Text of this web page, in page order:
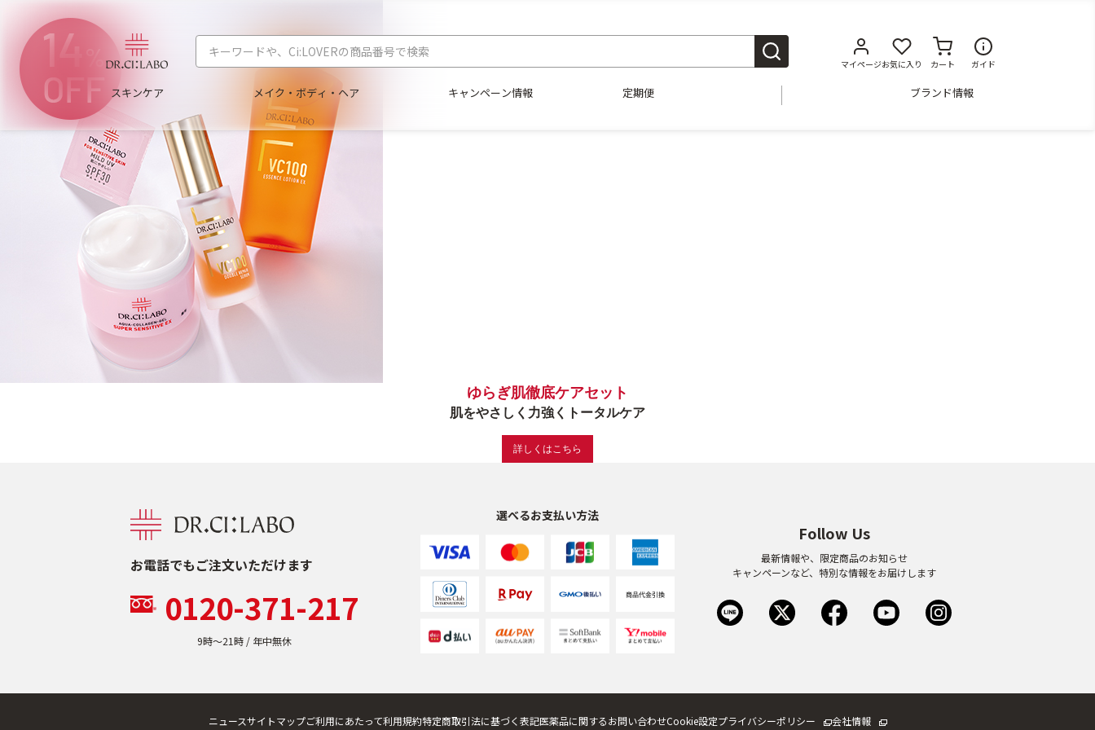
マイページお気に入り カート ガイド
スキンケア メイク・ボディ・ヘア キャンペーン情報 定期便 ブランド情報
ゆらぎ肌徹底ケアセット
肌をやさしく力強くトータルケア
詳しくはこちら
お電話でもご注文いただけます
0120-371-217
9時〜21時 / 年中無休
選べるお支払い方法
Follow Us
最新情報や、限定商品のお知らせ
キャンペーンなど、特別な情報をお届けします
ニュースサイトマップご利用にあたって利用規約特定商取引法に基づく表記医薬品に関するお問い合わせCookie設定プライバシーポリシー 会社情報